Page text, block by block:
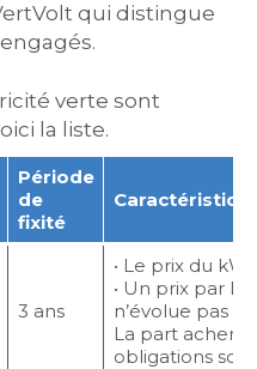
qui distingue
verte sont
la liste.
Période
de
fixité
3 ans
• Le prix du
• Un prix par
n’évolue pas
La part
obligations